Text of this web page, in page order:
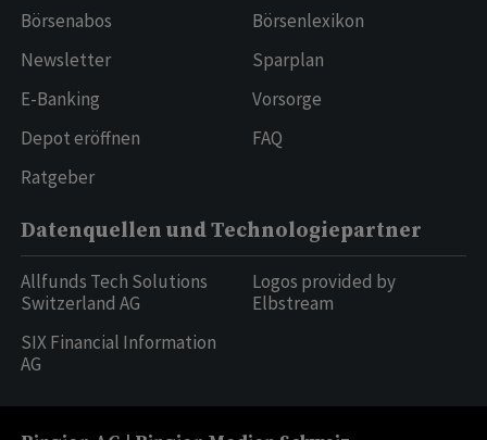
Börsenabos
Newsletter
E-Banking
Depot eröffnen
Ratgeber
Börsenlexikon
Sparplan
Vorsorge
FAQ
Datenquellen und Technologiepartner
Allfunds Tech Solutions
Switzerland AG
SIX Financial Information
AG
Logos provided by
Elbstream